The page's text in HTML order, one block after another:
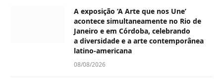
A exposição ‘A Arte que nos Une’
acontece simultaneamente no Rio de
Janeiro e em Córdoba, celebrando
a diversidade e a arte contemporânea
latino-americana
08/08/2026